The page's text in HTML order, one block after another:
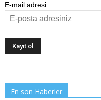
E-mail adresi:
En son Haberler